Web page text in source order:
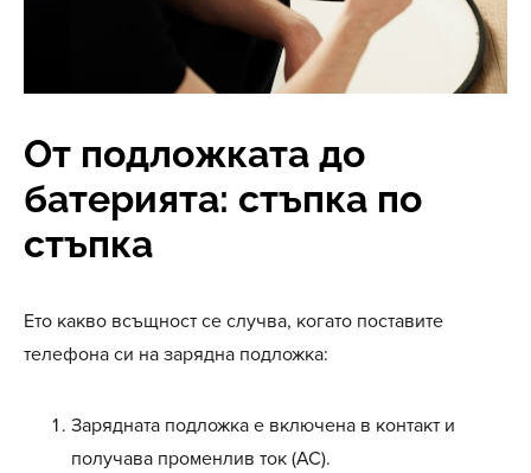
От подложката до
батерията: стъпка по
стъпка
Ето какво всъщност се случва, когато поставите
телефона си на зарядна подложка:
Зарядната подложка е включена в контакт и
получава променлив ток (AC).